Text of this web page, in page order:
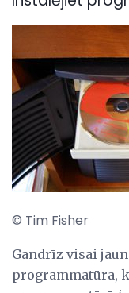
© Tim Fisher
Gandrīz visai
programmatūra,